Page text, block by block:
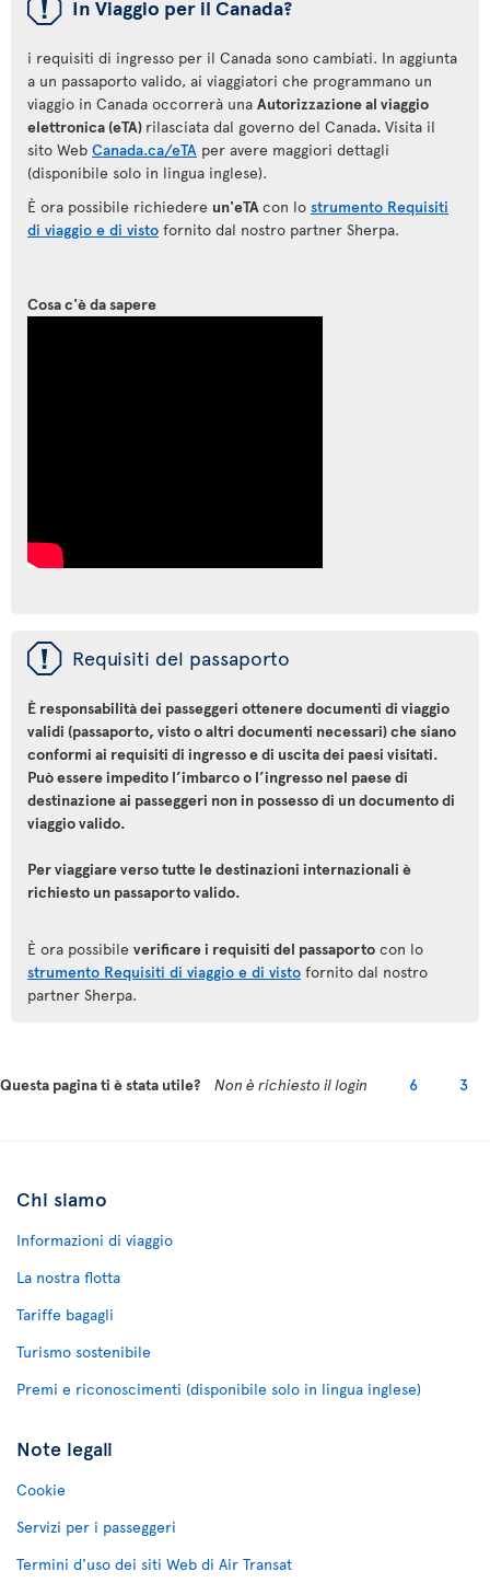
In Viaggio per il Canada?
i requisiti di ingresso per il Canada sono cambiati. In aggiunta
a un passaporto valido, ai viaggiatori che programmano un
viaggio in Canada occorrerà una Autorizzazione al viaggio
elettronica (eTA) rilasciata dal governo del Canada. Visita il
sito Web Canada.ca/eTA per avere maggiori dettagli
(disponibile solo in lingua inglese).
È ora possibile richiedere un'eTAcon lo strumento Requisiti
di viaggio e di visto fornito dal nostro partner Sherpa.
Cosa c'è da sapere
ü Requisiti del passaporto
È responsabilità dei passeggeri ottenere documenti di viaggio
validi (passaporto, visto o altri documenti necessari) che siano
conformi ai requisiti di ingresso e di uscita dei paesi visitati.
Può essere impedito l’imbarco o l’ingresso nel paese di
destinazione ai passeggeri non in possesso di un documento di
viaggio valido.
Per viaggiare verso tutte le destinazioni internazionali è
richiesto un passaporto valido.
È ora possibile verificare i requisiti del passaporto con lo
strumento Requisiti di viaggio e di visto fornito dal nostro
partner Sherpa.
Questa pagina ti è stata utile? Non è richiesto il login 6 3
Chi siamo
Informazioni di viaggio
La nostra flotta
Tariffe bagagli
Turismo sostenibile
Premi e riconoscimenti (disponibile solo in lingua inglese)
Note legali
Cookie
Servizi per i passeggeri
Termini d'uso dei siti Web di Air Transat